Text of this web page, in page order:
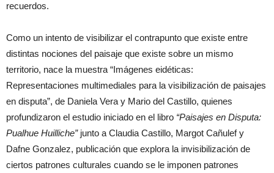
recuerdos.
Como un intento de visibilizar el contrapunto que existe entre
distintas nociones del paisaje que existe sobre un mismo
territorio, nace la muestra “Imágenes eidéticas:
Representaciones multimediales para la visibilización de paisajes
en disputa”, de Daniela Vera y Mario del Castillo, quienes
profundizaron el estudio iniciado en el libro “Paisajes en Disputa:
Pualhue Huilliche”junto a Claudia Castillo, Margot Cañulef y
Dafne Gonzalez, publicación que explora la invisibilización de
ciertos patrones culturales cuando se le imponen patrones